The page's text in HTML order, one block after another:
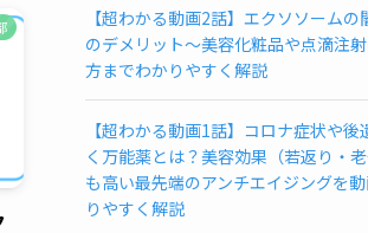
け
ら
れ
ク
リ
ニ
ッ
ク
【超わかる動画2話】エクソソームの
のデメリット～美容化粧品や点滴注
方までわかりやすく解説
【超わかる動画1話】コロナ症状や後
く万能薬とは？美容効果（若返り・老
も高い最先端のアンチエイジングを
りやすく解説